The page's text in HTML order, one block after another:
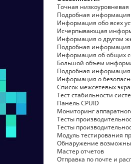
Точная
Подробная информация
Информация обо всех
Исчерпывающая
Информация о другом
Подробная информация
Информация об общих
Большой объем
Подробная информация
Информация о
Список межсетевых
Тест стабильности
Панель CPUID
Мониторинг
Тесты
Тесты
Модуль тестирования
Обнаружение
Мастер отчетов
Отправка по почте и